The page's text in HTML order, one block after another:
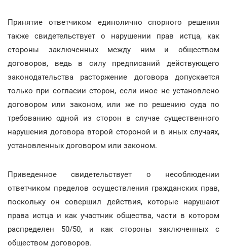
Принятие ответчиком единолично спорного решения
также свидетельствует о нарушении прав истца, как
стороны заключенных между ним и обществом
договоров, ведь в силу предписаний действующего
законодательства расторжение договора допускается
только при согласии сторон, если иное не установлено
договором или законом, или же по решению суда по
требованию одной из сторон в случае существенного
нарушения договора второй стороной и в иных случаях,
установленных договором или законом.
Приведенное свидетельствует о несоблюдении
ответчиком пределов осуществления гражданских прав,
поскольку он совершил действия, которые нарушают
права истца и как участник общества, части в котором
распределен 50/50, и как стороны заключенных с
обществом договоров.